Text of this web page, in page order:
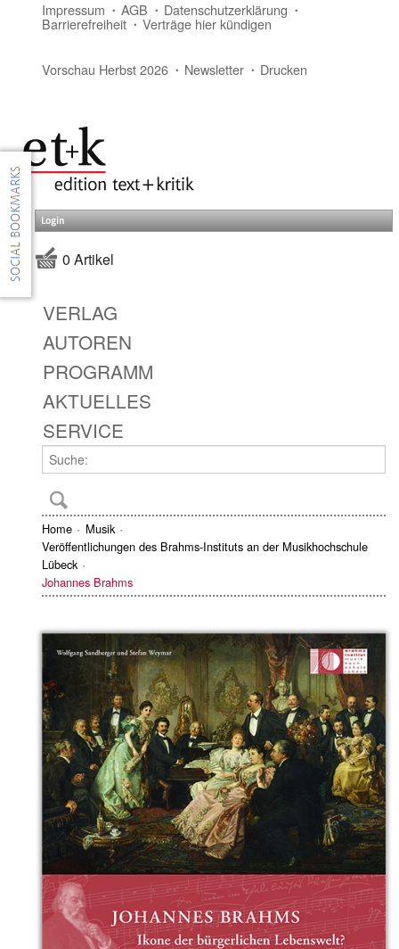
Impressum AGB Datenschutzerklärung
Barrierefreiheit Verträge hier kündigen
Vorschau Herbst 2026 Newsletter Drucken
Login
0 Artikel
VERLAG
AUTOREN
PROGRAMM
AKTUELLES
SERVICE
Home
Musik
Veröffentlichungen des Brahms-Instituts an der Musikhochschule
Lübeck
Johannes Brahms